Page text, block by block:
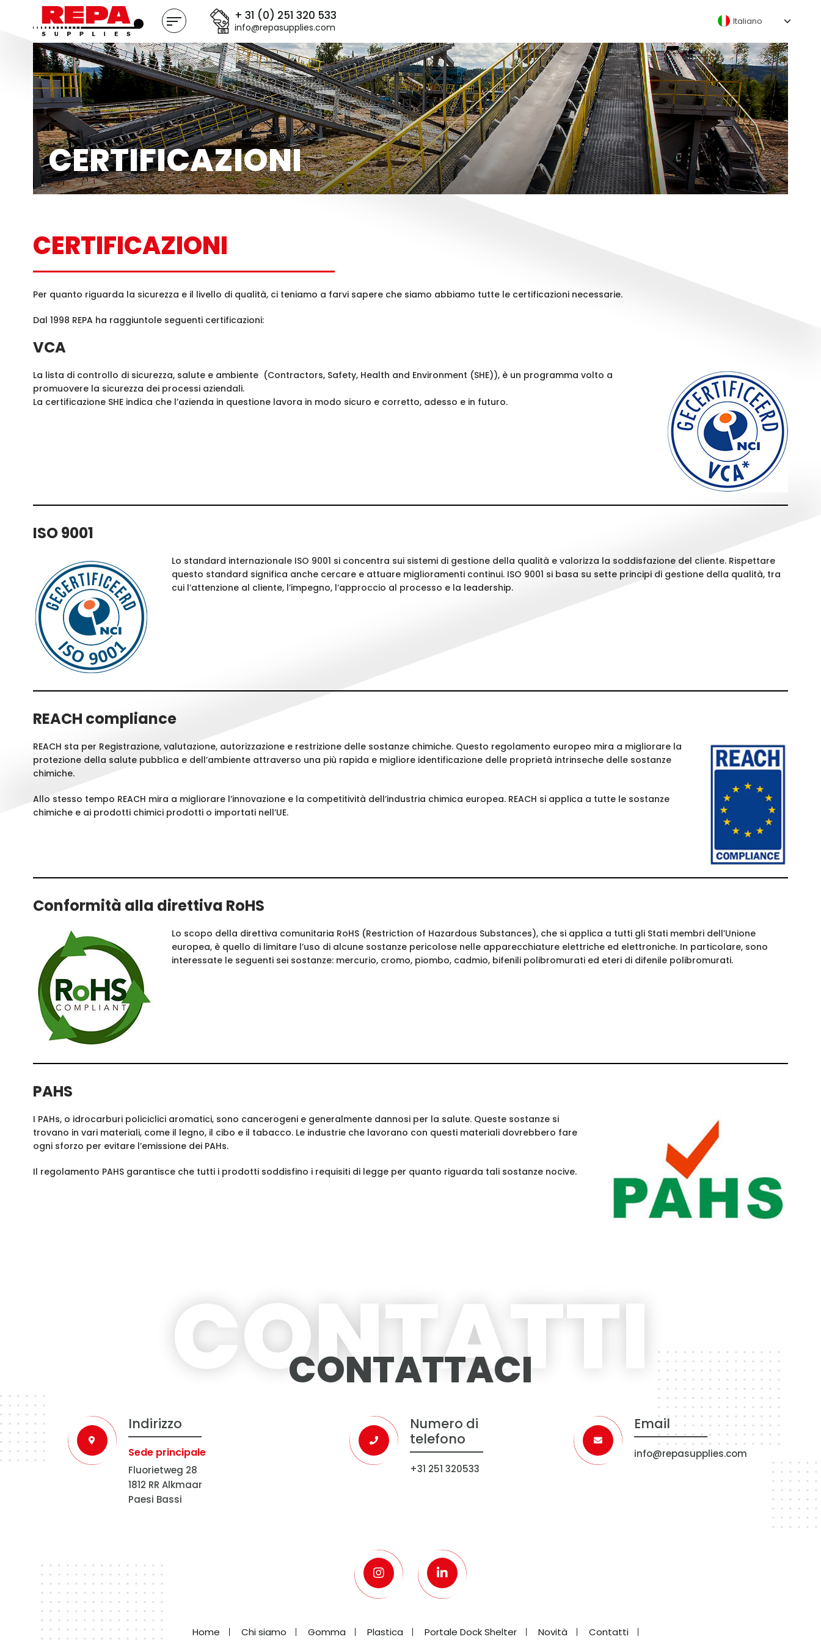
+ 31 (0) 251 320 533
info@repasupplies.com
Italiano
CERTIFICAZIONI
CERTIFICAZIONI
Per quanto riguarda la sicurezza e il livello di qualità, ci teniamo a farvi sapere che siamo abbiamo tutte le certificazioni necessarie.
Dal 1998 REPA ha raggiuntole seguenti certificazioni:
VCA
La lista di controllo di sicurezza, salute e ambiente (Contractors, Safety, Health and Environment (SHE)), è un programma volto a
promuovere la sicurezza dei processi aziendali.
La certificazione SHE indica che l’azienda in questione lavora in modo sicuro e corretto, adesso e in futuro.
ISO 9001
Lo standard internazionale ISO 9001 si concentra sui sistemi di gestione della qualità e valorizza la soddisfazione del cliente. Rispettare
questo standard significa anche cercare e attuare miglioramenti continui. ISO 9001 si basa su sette principi di gestione della qualità, tra
cui l’attenzione al cliente, l’impegno, l’approccio al processo e la leadership.
REACH compliance
REACH sta per Registrazione, valutazione, autorizzazione e restrizione delle sostanze chimiche. Questo regolamento europeo mira a migliorare la
protezione della salute pubblica e dell’ambiente attraverso una più rapida e migliore identificazione delle proprietà intrinseche delle sostanze
chimiche.
Allo stesso tempo REACH mira a migliorare l’innovazione e la competitività dell’industria chimica europea. REACH si applica a tutte le sostanze
chimiche e ai prodotti chimici prodotti o importati nell’UE.
Conformità alla direttiva RoHS
Lo scopo della direttiva comunitaria RoHS (Restriction of Hazardous Substances), che si applica a tutti gli Stati membri dell’Unione
europea, è quello di limitare l’uso di alcune sostanze pericolose nelle apparecchiature elettriche ed elettroniche. In particolare, sono
interessate le seguenti sei sostanze: mercurio, cromo, piombo, cadmio, bifenili polibromurati ed eteri di difenile polibromurati.
PAHS
I PAHs, o idrocarburi policiclici aromatici, sono cancerogeni e generalmente dannosi per la salute. Queste sostanze si
trovano in vari materiali, come il legno, il cibo e il tabacco. Le industrie che lavorano con questi materiali dovrebbero fare
ogni sforzo per evitare l’emissione dei PAHs.
Il regolamento PAHS garantisce che tutti i prodotti soddisfino i requisiti di legge per quanto riguarda tali sostanze nocive.
CONTATTACI
CONTATTI
Indirizzo
Sede principale
Fluorietweg 28
1812 RR Alkmaar
Paesi Bassi
Numero di
telefono
+31 251 320533
Email
info@repasupplies.com
Home Chi siamo Gomma Plastica Portale Dock Shelter Novità Contatti